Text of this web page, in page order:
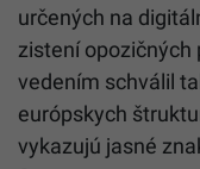
bezproblémovo
Financie pre
prepadnuté